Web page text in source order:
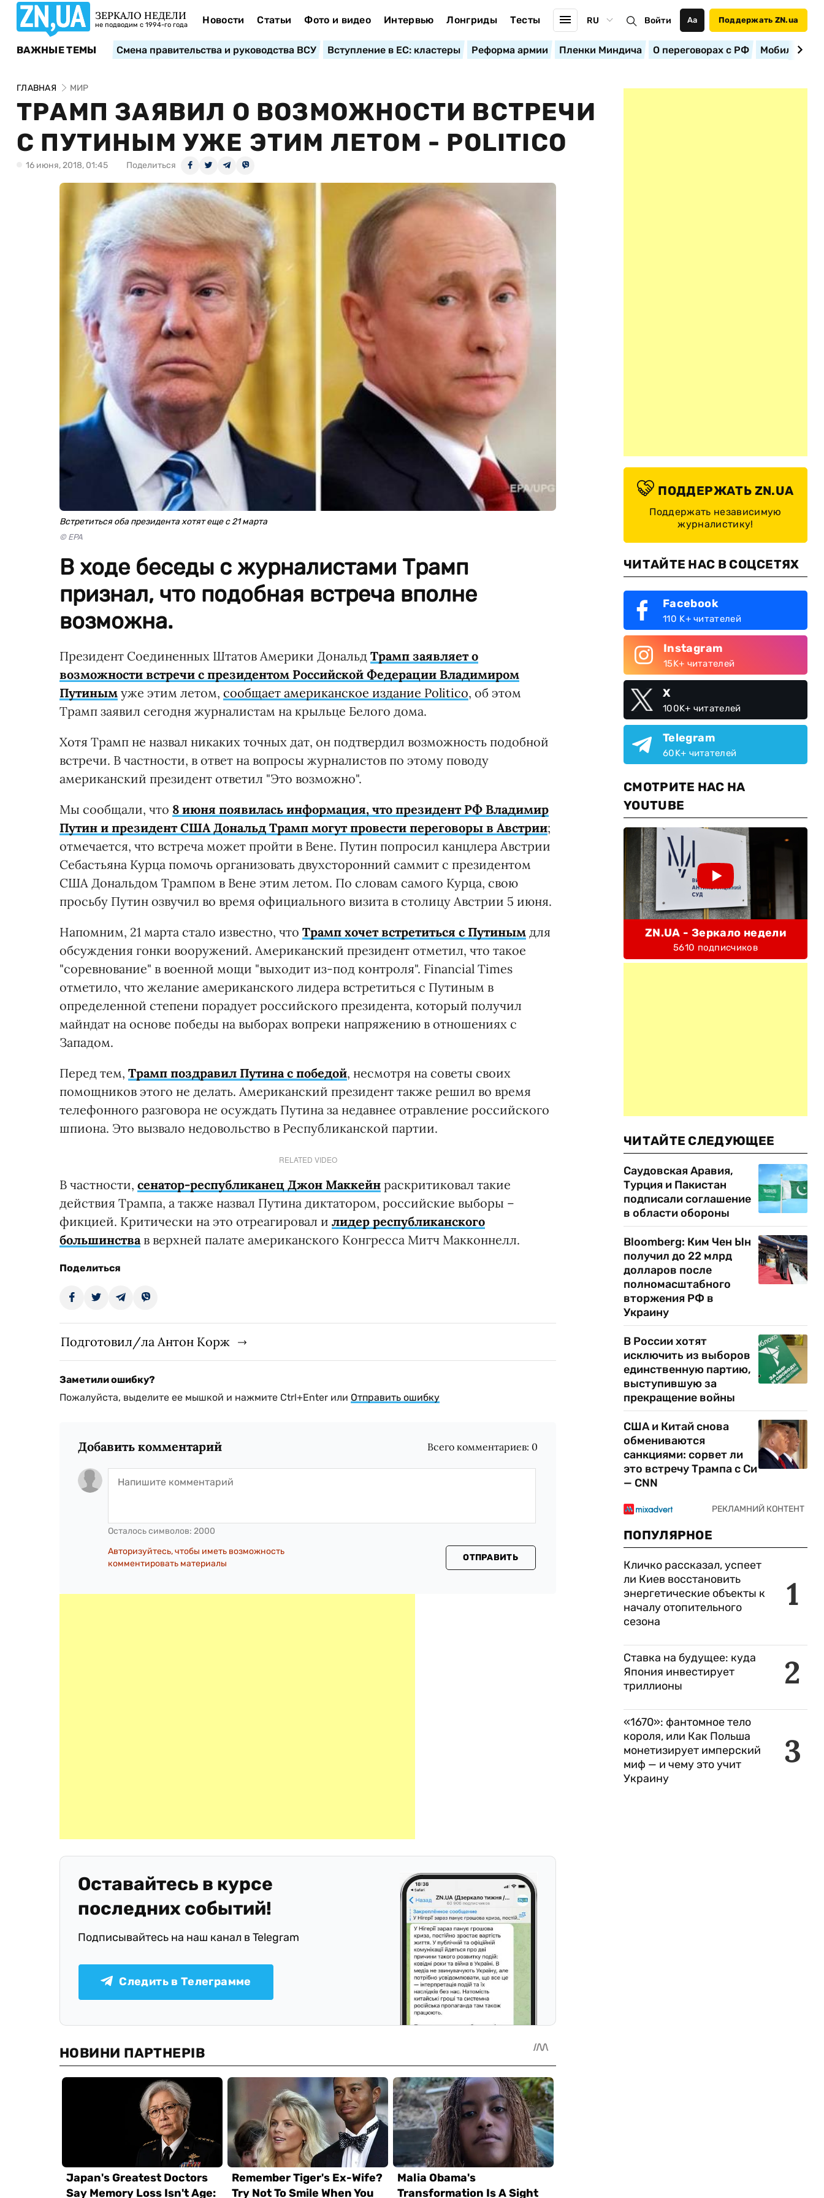
ЗЕРКАЛО НЕДЕЛИ
не подводим с 1994-го года Новости Статьи Фото и видео Интервью Лонгриды Тесты RU Войти Аа Поддержать ZN.ua
ВАЖНЫЕ ТЕМЫ Смена правительства и руководства ВСУ Вступление в ЕС: кластеры Реформа армии Пленки Миндича О переговорах с РФ
ГЛАВНАЯ МИР
ТРАМП ЗАЯВИЛ О ВОЗМОЖНОСТИ ВСТРЕЧИ
С ПУТИНЫМ УЖЕ ЭТИМ ЛЕТОМ - POLITICO
16 июня, 2018, 01:45 Поделиться
Встретиться оба президента хотят еще с 21 марта
© EPA
В ходе беседы с журналистами Трамп
признал, что подобная встреча вполне
возможна.
Президент Соединенных Штатов Америки Дональд Трамп заявляет о
возможности встречи с президентом Российской Федерации Владимиром
Путиным уже этим летом, сообщает американское издание Politico, об этом
Трамп заявил сегодня журналистам на крыльце Белого дома.
Хотя Трамп не назвал никаких точных дат, он подтвердил возможность подобной
встречи. В частности, в ответ на вопросы журналистов по этому поводу
американский президент ответил "Это возможно".
Мы сообщали, что 8 июня появилась информация, что президент РФ Владимир
Путин и президент США Дональд Трамп могут провести переговоры в Австрии;
отмечается, что встреча может пройти в Вене. Путин попросил канцлера Австрии
Себастьяна Курца помочь организовать двухсторонний саммит с президентом
США Дональдом Трампом в Вене этим летом. По словам самого Курца, свою
просьбу Путин озвучил во время официального визита в столицу Австрии 5 июня.
Напомним, 21 марта стало известно, что Трамп хочет встретиться с Путиным для
обсуждения гонки вооружений. Американский президент отметил, что такое
"соревнование" в военной мощи "выходит из-под контроля". Financial Times
отметило, что желание американского лидера встретиться с Путиным в
определенной степени порадует российского президента, который получил
майндат на основе победы на выборах вопреки напряжению в отношениях с
Западом.
Перед тем, Трамп поздравил Путина с победой, несмотря на советы своих
помощников этого не делать. Американский президент также решил во время
телефонного разговора не осуждать Путина за недавнее отравление российского
шпиона. Это вызвало недовольство в Республиканской партии.
RELATED VIDEO
В частности, сенатор-республиканец Джон Маккейн раскритиковал такие
действия Трампа, а также назвал Путина диктатором, российские выборы –
фикцией. Критически на это отреагировал и лидер республиканского
большинства в верхней палате американского Конгресса Митч Макконнелл.
Поделиться
Подготовил/ла Антон Корж
Заметили ошибку?
Пожалуйста, выделите ее мышкой и нажмите Ctrl+Enter или Отправить ошибку
Добавить комментарий Всего комментариев: 0
Осталось символов: 2000
Авторизуйтесь, чтобы иметь возможность
комментировать материалы
ОТПРАВИТЬ
Оставайтесь в курсе
последних событий!
Подписывайтесь на наш канал в Telegram
Следить в Телеграмме
ПОДДЕРЖАТЬ ZN.UA
Поддержать независимую
журналистику!
ЧИТАЙТЕ НАС В СОЦСЕТЯХ
Facebook
110 K+ читателей
Instagram
15K+ читателей
X
100K+ читателей
Telegram
60K+ читателей
СМОТРИТЕ НАС НА
YOUTUBE
ZN.UA - Зеркало недели
5610 подписчиков
ЧИТАЙТЕ СЛЕДУЮЩЕЕ
Саудовская Аравия,
Турция и Пакистан
подписали соглашение
в области обороны
Bloomberg: Ким Чен Ын
получил до 22 млрд
долларов после
полномасштабного
вторжения РФ в
Украину
В России хотят
исключить из выборов
единственную партию,
выступившую за
прекращение войны
США и Китай снова
обмениваются
санкциями: сорвет ли
это встречу Трампа с Си
— CNN
ПОПУЛЯРНОЕ
1
Кличко рассказал, успеет
ли Киев восстановить
энергетические объекты к
началу отопительного
сезона
2
Ставка на будущее: куда
Япония инвестирует
триллионы
3
«1670»: фантомное тело
короля, или Как Польша
монетизирует имперский
миф — и чему это учит
Украину